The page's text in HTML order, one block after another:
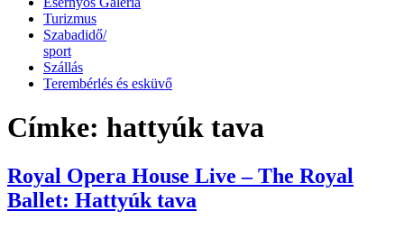
Turizmus
Szabadidő/
sport
Szállás
Terembérlés és esküvő
Címke: hattyúk tava
Royal Opera House Live – The Royal
Ballet: Hattyúk tava